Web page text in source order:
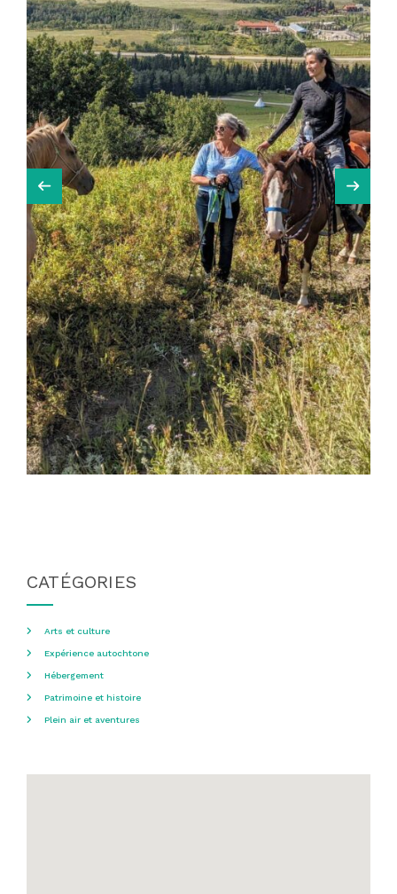
CATÉGORIES
Arts et culture
Expérience autochtone
Hébergement
Patrimoine et histoire
Plein air et aventures